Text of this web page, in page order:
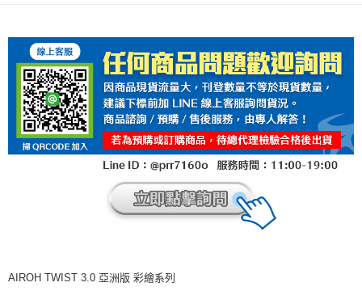
AIROH TWIST 3.0 亞洲版 彩繪系列